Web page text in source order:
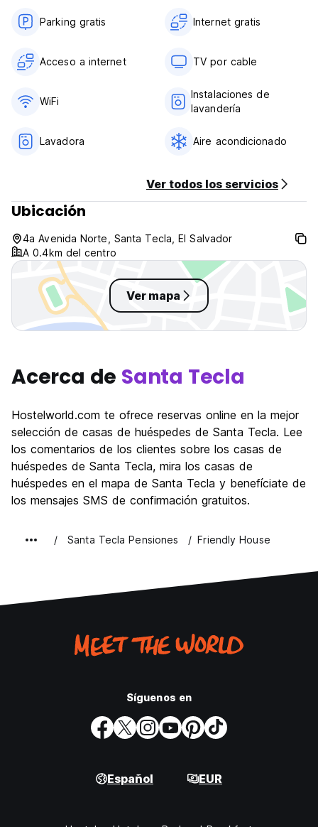
Parking gratis Internet gratis
Acceso a internet TV por cable
WiFi
Instalaciones de
lavandería
Lavadora Aire acondicionado
Ver todos los servicios
Ubicación
4a Avenida Norte, Santa Tecla, El Salvador
A 0.4km del centro
Ver mapa
Acerca de Santa Tecla
Hostelworld.com te ofrece reservas online en la mejor
selección de casas de huéspedes de Santa Tecla. Lee
los comentarios de los clientes sobre los casas de
huéspedes de Santa Tecla, mira los casas de
huéspedes en el mapa de Santa Tecla y benefíciate de
los mensajes SMS de confirmación gratuitos.
Santa Tecla Pensiones Friendly House
Síguenos en
Español EUR